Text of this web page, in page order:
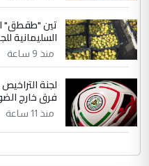
تين "طقطق"
السليمانية
منذ 9 ساعة
فرق خارج
منذ 11 ساعة